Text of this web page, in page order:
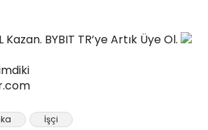
Kazan. BYBIT TR’ye Artık Üye Ol.
İşçi